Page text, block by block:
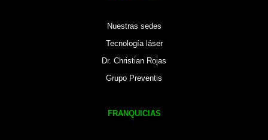
Nuestras sedes
Tecnología láser
Dr. Christian Rojas
Grupo Preventis
FRANQUICIAS